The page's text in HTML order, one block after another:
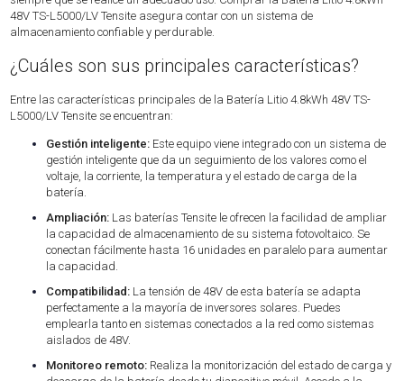
48V TS-L5000/LV Tensite asegura contar con un sistema de
almacenamiento confiable y perdurable.
¿Cuáles son sus principales características?
Entre las características principales de la Batería Litio 4.8kWh 48V TS-
L5000/LV Tensite se encuentran:
Gestión inteligente: Este equipo viene integrado con un sistema de
gestión inteligente que da un seguimiento de los valores como el
voltaje, la corriente, la temperatura y el estado de carga de la
batería.
Ampliación: Las baterías Tensite le ofrecen la facilidad de ampliar
la capacidad de almacenamiento de su sistema fotovoltaico. Se
conectan fácilmente hasta 16 unidades en paralelo para aumentar
la capacidad.
Compatibilidad: La tensión de 48V de esta batería se adapta
perfectamente a la mayoría de inversores solares. Puedes
emplearla tanto en sistemas conectados a la red como sistemas
aislados de 48V.
Monitoreo remoto: Realiza la monitorización del estado de carga y